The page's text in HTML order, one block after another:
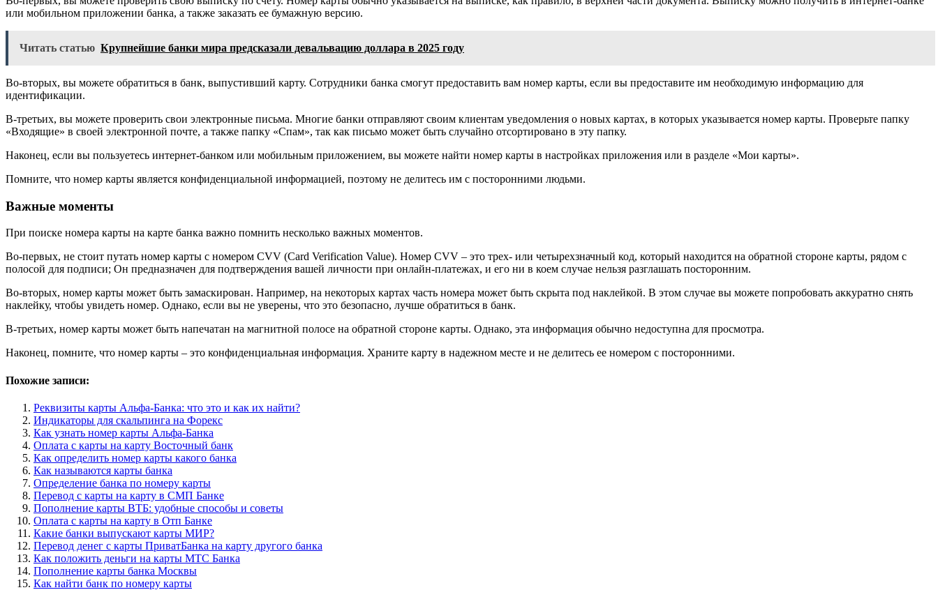
или мобильном приложении банка, а также заказать ее бумажную версию.
Читать статью Крупнейшие банки мира предсказали девальвацию доллара в 2025 году
Во-вторых, вы можете обратиться в банк, выпустивший карту. Сотрудники банка смогут предоставить вам номер карты, если вы предоставите им необходимую информацию для
идентификации.
В-третьих, вы можете проверить свои электронные письма. Многие банки отправляют своим клиентам уведомления о новых картах, в которых указывается номер карты. Проверьте папку
«Входящие» в своей электронной почте, а также папку «Спам», так как письмо может быть случайно отсортировано в эту папку.
Наконец, если вы пользуетесь интернет-банком или мобильным приложением, вы можете найти номер карты в настройках приложения или в разделе «Мои карты».
Помните, что номер карты является конфиденциальной информацией, поэтому не делитесь им с посторонними людьми.
Важные моменты
При поиске номера карты на карте банка важно помнить несколько важных моментов.
Во-первых, не стоит путать номер карты с номером CVV (Card Verification Value). Номер CVV – это трех- или четырехзначный код, который находится на обратной стороне карты, рядом с
полосой для подписи; Он предназначен для подтверждения вашей личности при онлайн-платежах, и его ни в коем случае нельзя разглашать посторонним.
Во-вторых, номер карты может быть замаскирован. Например, на некоторых картах часть номера может быть скрыта под наклейкой. В этом случае вы можете попробовать аккуратно снять
наклейку, чтобы увидеть номер. Однако, если вы не уверены, что это безопасно, лучше обратиться в банк.
В-третьих, номер карты может быть напечатан на магнитной полосе на обратной стороне карты. Однако, эта информация обычно недоступна для просмотра.
Наконец, помните, что номер карты – это конфиденциальная информация. Храните карту в надежном месте и не делитесь ее номером с посторонними.
Похожие записи:
Реквизиты карты Альфа-Банка: что это и как их найти?
Индикаторы для скальпинга на Форекс
Как узнать номер карты Альфа-Банка
Оплата с карты на карту Восточный банк
Как определить номер карты какого банка
Как называются карты банка
Определение банка по номеру карты
Перевод с карты на карту в СМП Банке
Пополнение карты ВТБ: удобные способы и советы
Оплата с карты на карту в Отп Банке
Какие банки выпускают карты МИР?
Перевод денег с карты ПриватБанка на карту другого банка
Как положить деньги на карты МТС Банка
Пополнение карты банка Москвы
Как найти банк по номеру карты